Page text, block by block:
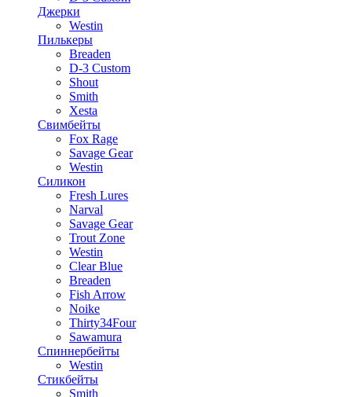
Джерки
Westin
Пилькеры
Breaden
D-3 Custom
Shout
Smith
Xesta
Свимбейты
Fox Rage
Savage Gear
Westin
Силикон
Fresh Lures
Narval
Savage Gear
Trout Zone
Westin
Clear Blue
Breaden
Fish Arrow
Noike
Thirty34Four
Sawamura
Спиннербейты
Westin
Стикбейты
Smith